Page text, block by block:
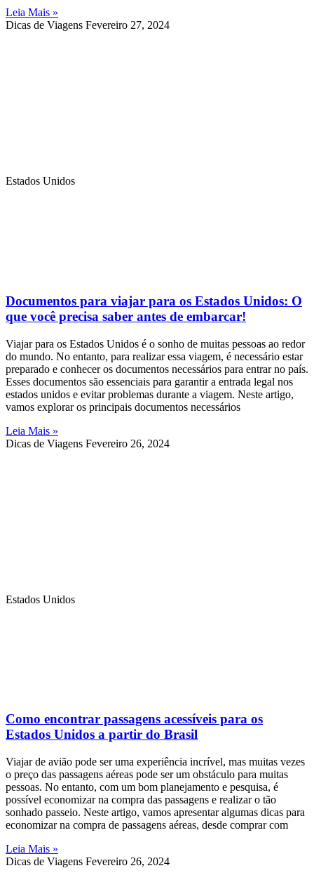
Leia Mais »
Dicas de Viagens Fevereiro 27, 2024
Estados Unidos
Documentos para viajar para os Estados Unidos: O
que você precisa saber antes de embarcar!
Viajar para os Estados Unidos é o sonho de muitas pessoas ao redor
do mundo. No entanto, para realizar essa viagem, é necessário estar
preparado e conhecer os documentos necessários para entrar no país.
Esses documentos são essenciais para garantir a entrada legal nos
estados unidos e evitar problemas durante a viagem. Neste artigo,
vamos explorar os principais documentos necessários
Leia Mais »
Dicas de Viagens Fevereiro 26, 2024
Estados Unidos
Como encontrar passagens acessíveis para os
Estados Unidos a partir do Brasil
Viajar de avião pode ser uma experiência incrível, mas muitas vezes
o preço das passagens aéreas pode ser um obstáculo para muitas
pessoas. No entanto, com um bom planejamento e pesquisa, é
possível economizar na compra das passagens e realizar o tão
sonhado passeio. Neste artigo, vamos apresentar algumas dicas para
economizar na compra de passagens aéreas, desde comprar com
Leia Mais »
Dicas de Viagens Fevereiro 26, 2024